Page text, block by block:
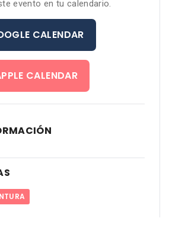
evento en tu calendario.
CALENDAR
CALENDAR